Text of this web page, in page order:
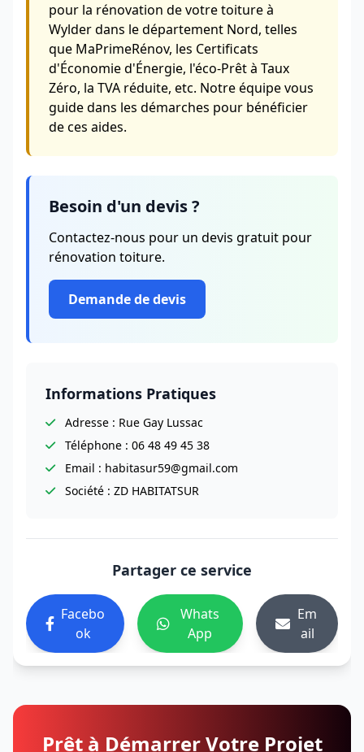
pour la rénovation de votre toiture à
Wylder dans le département Nord, telles
que MaPrimeRénov, les Certificats
d'Économie d'Énergie, l'éco-Prêt à Taux
Zéro, la TVA réduite, etc. Notre équipe vous
guide dans les démarches pour bénéficier
de ces aides.
Besoin d'un devis ?
Contactez-nous pour un devis gratuit pour
rénovation toiture.
Demande de devis
Informations Pratiques
Adresse : Rue Gay Lussac
Téléphone : 06 48 49 45 38
Email : habitasur59@gmail.com
Société : ZD HABITATSUR
Partager ce service
Facebo
ok
Whats
App
Em
ail
Prêt à Démarrer Votre Projet